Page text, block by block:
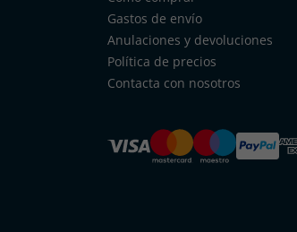
Gastos de envío
Anulaciones y devoluciones
Política de precios
Contacta con nosotros